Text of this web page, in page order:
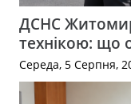
ДСНС
технікою: що
Середа, 5 Серпня,